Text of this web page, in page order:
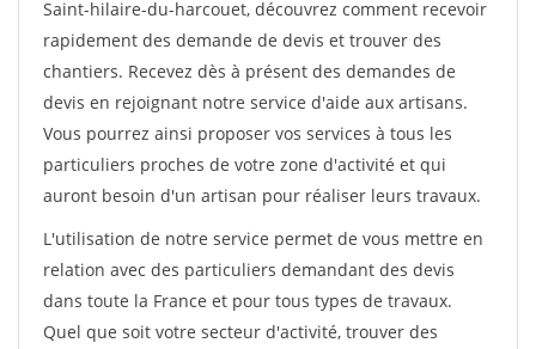
Saint-hilaire-du-harcouet, découvrez comment recevoir
rapidement des demande de devis et trouver des
chantiers. Recevez dès à présent des demandes de
devis en rejoignant notre service d'aide aux artisans.
Vous pourrez ainsi proposer vos services à tous les
particuliers proches de votre zone d'activité et qui
auront besoin d'un artisan pour réaliser leurs travaux.
L'utilisation de notre service permet de vous mettre en
relation avec des particuliers demandant des devis
dans toute la France et pour tous types de travaux.
Quel que soit votre secteur d'activité, trouver des